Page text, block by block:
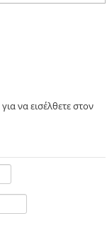
να εισέλθετε στον